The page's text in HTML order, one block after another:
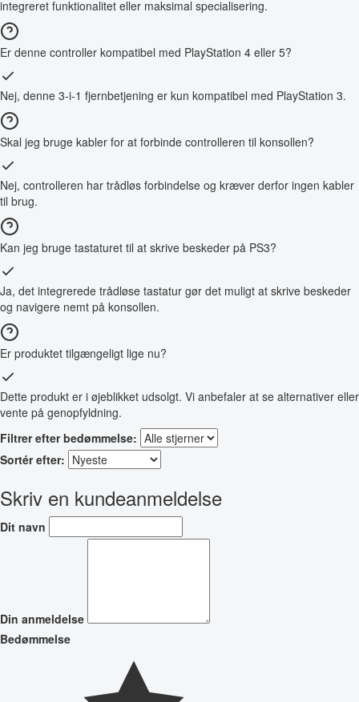
integreret funktionalitet eller maksimal specialisering.
Er denne controller kompatibel med PlayStation 4 eller 5?
Nej, denne 3-i-1 fjernbetjening er kun kompatibel med PlayStation 3.
Skal jeg bruge kabler for at forbinde controlleren til konsollen?
Nej, controlleren har trådløs forbindelse og kræver derfor ingen kabler
til brug.
Kan jeg bruge tastaturet til at skrive beskeder på PS3?
Ja, det integrerede trådløse tastatur gør det muligt at skrive beskeder
og navigere nemt på konsollen.
Er produktet tilgængeligt lige nu?
Dette produkt er i øjeblikket udsolgt. Vi anbefaler at se alternativer eller
vente på genopfyldning.
Filtrer efter bedømmelse:
Sortér efter:
Skriv en kundeanmeldelse
Dit navn
Din anmeldelse
Bedømmelse